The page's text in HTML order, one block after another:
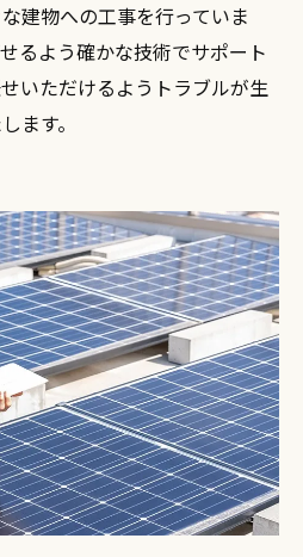
建物への工事を行っていま
るよう確かな技術でサポート
いただけるようトラブルが生
ます。